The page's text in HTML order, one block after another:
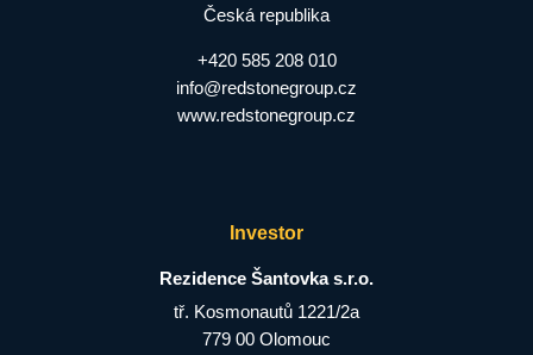
Česká republika
+420 585 208 010
info@redstonegroup.cz
www.redstonegroup.cz
Investor
Rezidence Šantovka s.r.o.
tř. Kosmonautů 1221/2a
779 00 Olomouc